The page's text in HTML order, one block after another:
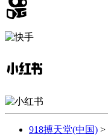
918搏天堂(中国) >